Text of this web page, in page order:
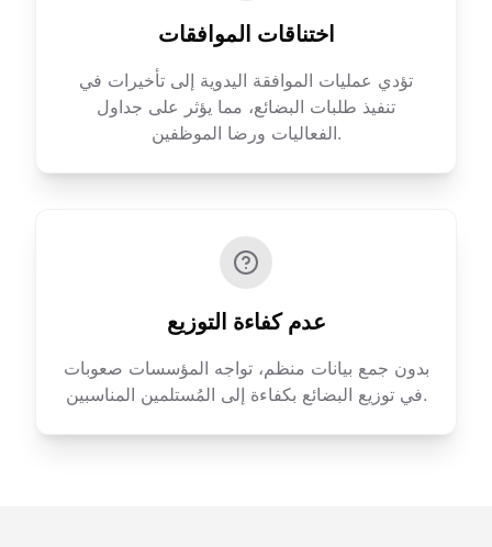
اختناقات الموافقات
تؤدي عمليات الموافقة اليدوية إلى تأخيرات في
تنفيذ طلبات البضائع، مما يؤثر على جداول
الفعاليات ورضا الموظفين.
عدم كفاءة التوزيع
بدون جمع بيانات منظم، تواجه المؤسسات صعوبات
في توزيع البضائع بكفاءة إلى المُستلمين المناسبين.